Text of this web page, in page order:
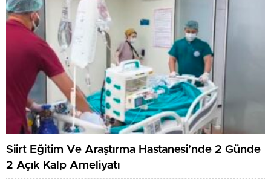
Siirt Eğitim Ve Araştırma Hastanesi’nde 2 Günde
2 Açık Kalp Ameliyatı